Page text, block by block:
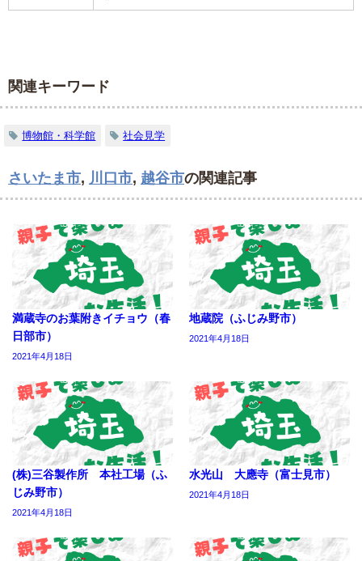
関連キーワード
博物館・科学館 社会見学
さいたま市, 川口市, 越谷市の関連記事
満蔵寺のお葉附きイチョウ（春
日部市）
2021年4月18日
地蔵院（ふじみ野市）
2021年4月18日
(株)三谷製作所 本社工場（ふ
じみ野市）
2021年4月18日
水光山 大應寺（富士見市）
2021年4月18日